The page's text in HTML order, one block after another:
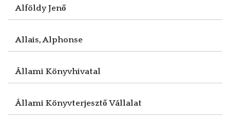
Alföldy Jenő
Allais, Alphonse
Állami Könyvhivatal
Állami Könyvterjesztő Vállalat